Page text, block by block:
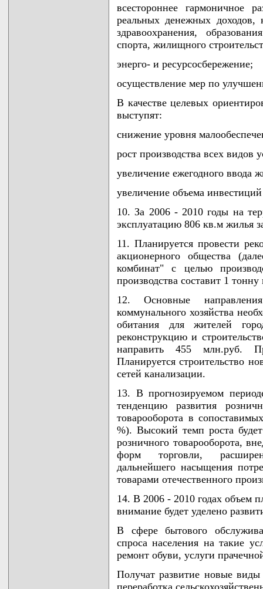
всестороннее гармоничное
реальных денежных доходов,
здравоохранения,
спорта, жилищного
энерго- и ресурсосбережение;
осуществление мер по
В качестве целевых
выступят:
снижение уровня
рост производства всех видов
увеличение ежегодного ввода
увеличение объема
10. За 2006 - 2010 годы на
эксплуатацию 806 кв.м жилья
11. Планируется провести
акционерного общества
комбинат" с целью
производства составит 1
12. Основные
коммунального хозяйства
обитания для жителей
реконструкцию и
направить 455 млн.руб.
Планируется строительство
сетей канализации.
13. В прогнозируемом
тенденцию развития
товарооборота в
%). Высокий темп роста
розничного товарооборота,
форм торговли,
дальнейшего насыщения
товарами отечественного
14. В 2006 - 2010 годах объем
внимание будет уделено
В сфере бытового
спроса населения на такие
ремонт обуви, услуги
Получат развитие новые виды